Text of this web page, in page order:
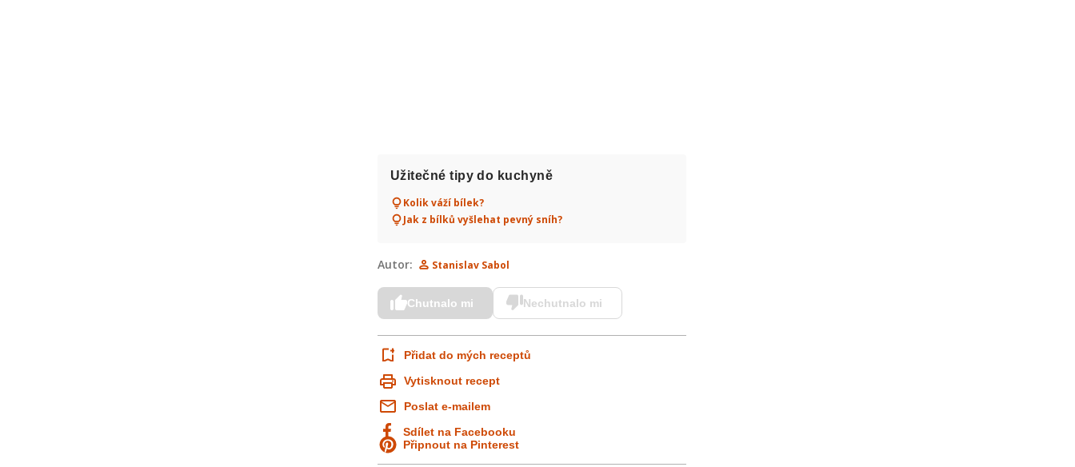
Užitečné tipy do kuchyně
Kolik váží bílek?
Jak z bílků vyšlehat pevný sníh?
Autor: Stanislav Sabol
Chutnalo mi Nechutnalo mi
Přidat do mých receptů
Vytisknout recept
Poslat e-mailem
Sdílet na Facebooku
Připnout na Pinterest